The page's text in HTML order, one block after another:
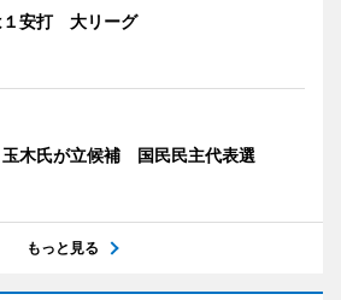
１安打 大リーグ
玉木氏が立候補 国民民主代表選
もっと見る